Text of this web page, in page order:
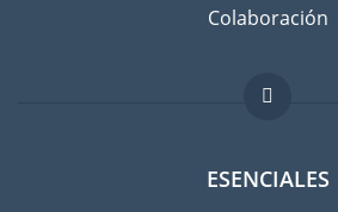
Colaboración
ESENCIALES